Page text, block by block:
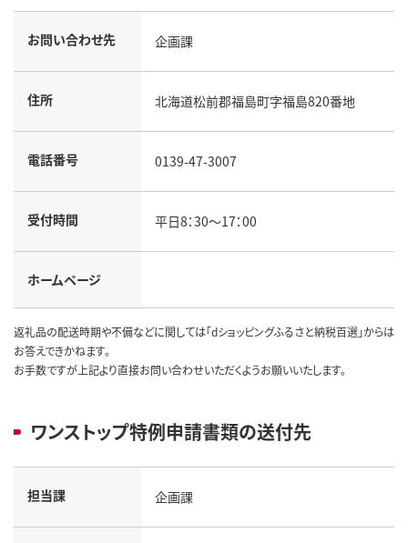
お問い合わせ先 企画課
住所 北海道松前郡福島町字福島820番地
電話番号 0139-47-3007
受付時間 平日8：30～17：00
ホームページ
返礼品の配送時期や不備などに関しては「dショッピングふるさと納税百選」からは
お答えできかねます。
お手数ですが上記より直接お問い合わせいただくようお願いいたします。
ワンストップ特例申請書類の送付先
担当課 企画課